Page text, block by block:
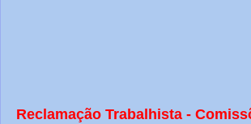
Reclamação Trabalhista -